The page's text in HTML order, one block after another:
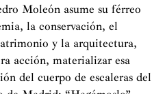
Moleón asume su férreo
la conservación, el
y la arquitectura,
acción, materializar esa
del cuerpo de escaleras del